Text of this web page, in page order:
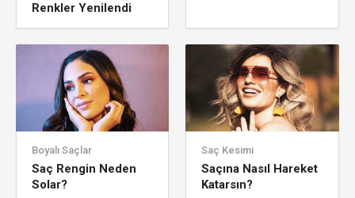
Renkler Yenilendi
Boyalı Saçlar
Saç Rengin Neden
Solar?
Saç Kesimi
Saçına Nasıl Hareket
Katarsın?